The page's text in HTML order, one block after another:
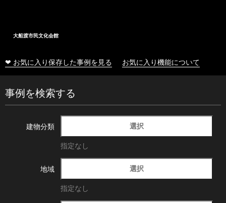
大船渡市民文化会館
❤ お気に入り保存した事例を見る お気に入り機能について
事例を検索する
建物分類 選択
指定なし
地域 選択
指定なし